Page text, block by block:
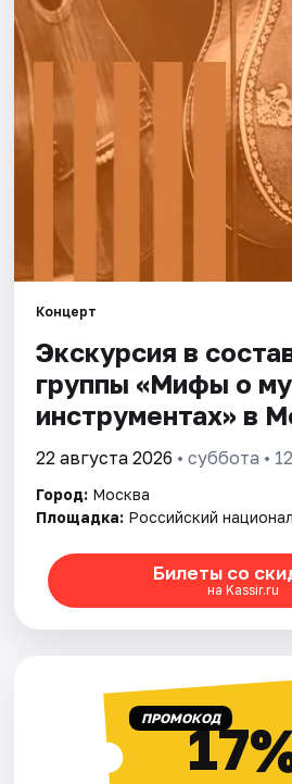
Артисты
Рейтинги
Концерт
Экскурсия в
группы «Мифы о
инструментах» в
22 августа 2026 • суббота •
Город: Москва
Площадка: Российский
Билеты со
на Kassir.ru
ПРОМОКОД